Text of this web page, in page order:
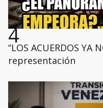
4
“LOS ACUERDOS YA
representación